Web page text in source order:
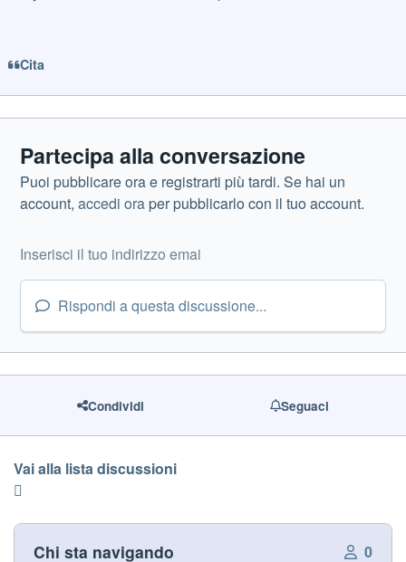
Cita
Partecipa alla conversazione
Puoi pubblicare ora e registrarti più tardi. Se hai un
account,accedi oraper pubblicarlo con il tuo account.
Rispondi a questa discussione...
Condividi Seguaci
Vai alla lista discussioni
Chi sta navigando 0